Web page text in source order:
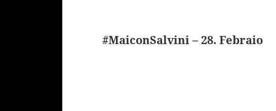
#MaiconSalvini – 28. Febraio